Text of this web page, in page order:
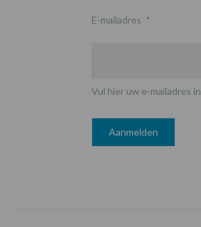
E-mailadres *
Vul hier uw e-mailadres in